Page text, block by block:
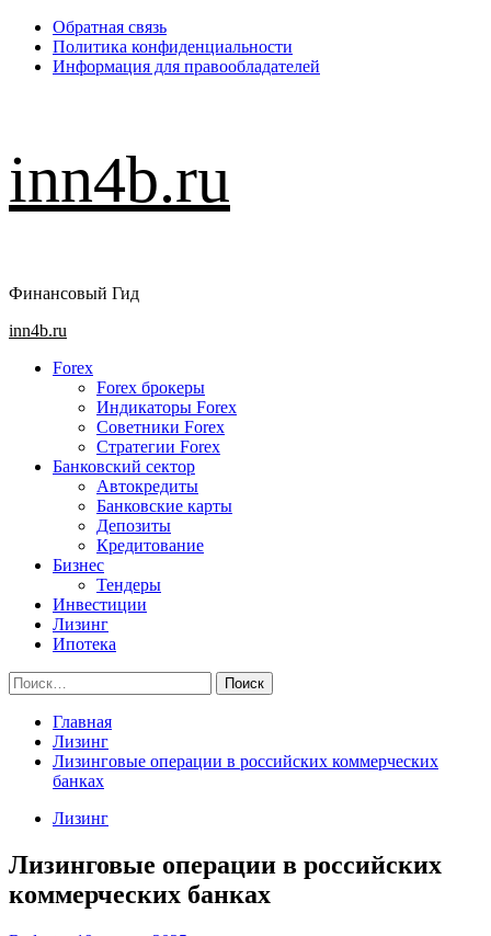
Перейти
содержимому
Обратная связь
Политика конфиденциальности
Информация для правообладателей
inn4b.ru
Финансовый Гид
Основное
inn4b.ru
Forex
Forex брокеры
Индикаторы Forex
Советники Forex
Стратегии Forex
Банковский сектор
Автокредиты
Банковские карты
Депозиты
Кредитование
Бизнес
Тендеры
Инвестиции
Лизинг
Ипотека
Найти:
Главная
Лизинг
Лизинговые операции в российских коммерческих
банках
Лизинг
Лизинговые операции в российских
коммерческих банках